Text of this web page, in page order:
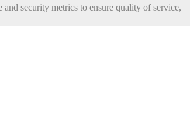
security metrics to ensure quality of service,